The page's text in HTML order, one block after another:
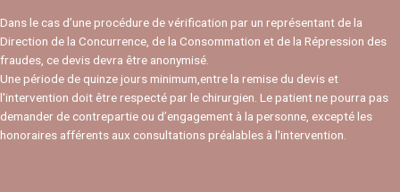
Dans le cas d’une procédure de vérification par un représentant de la
Direction de la Concurrence, de la Consommation et de la Répression des
fraudes, ce devis devra être anonymisé.
Une période de quinze jours minimum,entre la remise du devis et
l'intervention doit être respecté par le chirurgien. Le patient ne pourra pas
demander de contrepartie ou d’engagement à la personne, excepté les
honoraires afférents aux consultations préalables à l'intervention.